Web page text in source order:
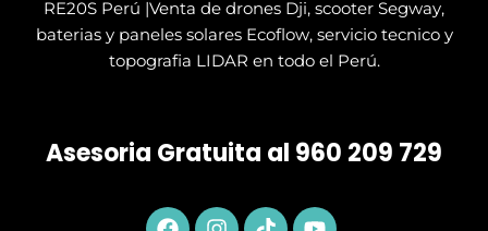
RE20S Perú |Venta de drones Dji, scooter Segway,
baterias y paneles solares Ecoflow, servicio tecnico y
topografia LIDAR en todo el Perú.
Asesoria Gratuita al 960 209 729
Facebook
Instagram
TiktokYoutube